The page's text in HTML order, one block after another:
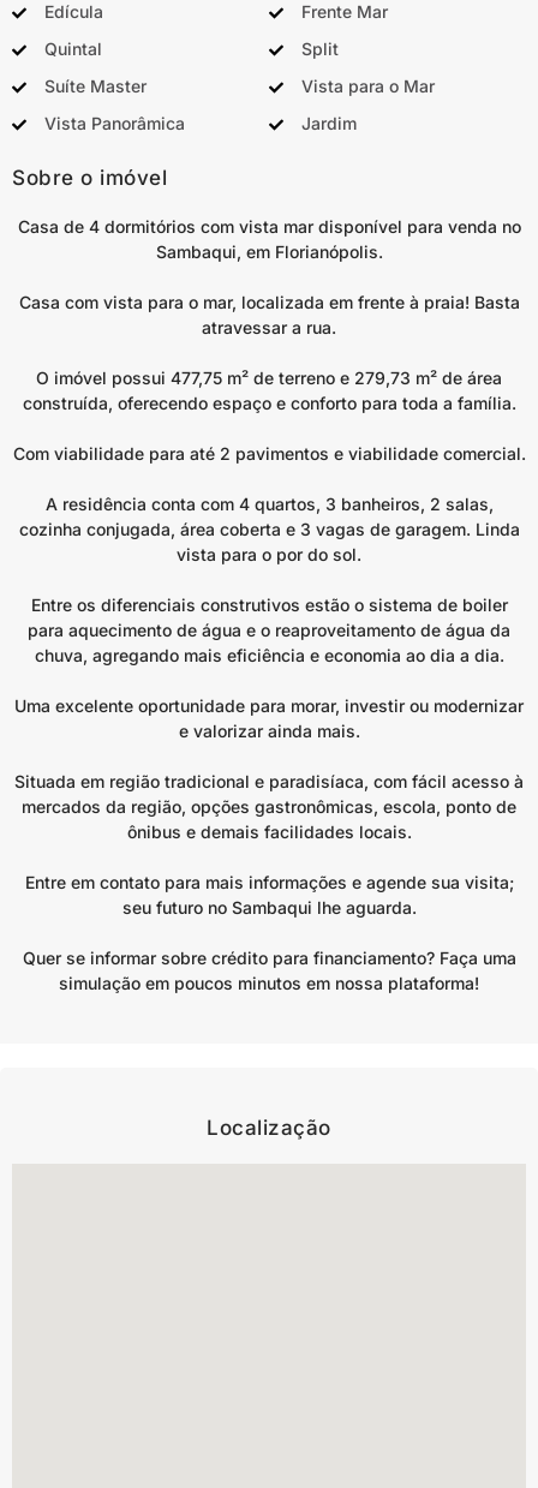
Edícula
Frente Mar
Quintal
Split
Suíte Master
Vista para o Mar
Vista Panorâmica
Jardim
Sobre o imóvel
Casa de 4 dormitórios com vista mar disponível para venda no
Sambaqui, em Florianópolis.
Casa com vista para o mar, localizada em frente à praia! Basta
atravessar a rua.
O imóvel possui 477,75 m² de terreno e 279,73 m² de área
construída, oferecendo espaço e conforto para toda a família.
Com viabilidade para até 2 pavimentos e viabilidade comercial.
A residência conta com 4 quartos, 3 banheiros, 2 salas,
cozinha conjugada, área coberta e 3 vagas de garagem. Linda
vista para o por do sol.
Entre os diferenciais construtivos estão o sistema de boiler
para aquecimento de água e o reaproveitamento de água da
chuva, agregando mais eficiência e economia ao dia a dia.
Uma excelente oportunidade para morar, investir ou modernizar
e valorizar ainda mais.
Situada em região tradicional e paradisíaca, com fácil acesso à
mercados da região, opções gastronômicas, escola, ponto de
ônibus e demais facilidades locais.
Entre em contato para mais informações e agende sua visita;
seu futuro no Sambaqui lhe aguarda.
Quer se informar sobre crédito para financiamento? Faça uma
simulação em poucos minutos em nossa plataforma!
Localização